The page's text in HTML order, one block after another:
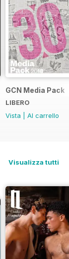
GCN Media Pack
LIBERO
Vista
Al carrello
Visualizza tutti